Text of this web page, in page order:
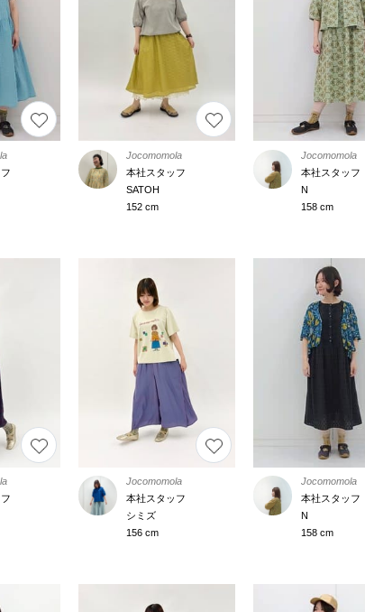
Jocomomola
本社スタッフ
SATOH
152 cm
Jocomomola
本社スタッフ
N
158 cm
Jocomomola
本社スタッフ
シミズ
156 cm
Jocomomola
本社スタッフ
N
158 cm